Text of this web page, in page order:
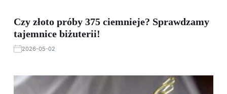
Czy złoto próby 375 ciemnieje? Sprawdzamy
tajemnice biżuterii!
2026-05-02